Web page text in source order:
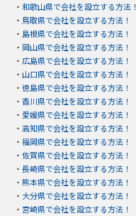
・ 和歌山県で会社を設立する方法！
・ 鳥取県で会社を設立する方法！
・ 島根県で会社を設立する方法！
・ 岡山県で会社を設立する方法！
・ 広島県で会社を設立する方法！
・ 山口県で会社を設立する方法！
・ 徳島県で会社を設立する方法！
・ 香川県で会社を設立する方法！
・ 愛媛県で会社を設立する方法！
・ 高知県で会社を設立する方法！
・ 福岡県で会社を設立する方法！
・ 佐賀県で会社を設立する方法！
・ 長崎県で会社を設立する方法！
・ 熊本県で会社を設立する方法！
・ 大分県で会社を設立する方法！
・ 宮崎県で会社を設立する方法！